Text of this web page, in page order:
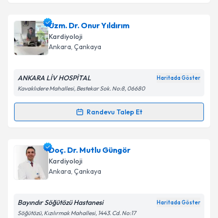
Takvim Talebini Gönder
Uzm. Dr. Kadir Polatiçin randevu takvimi talebi
oluşturun. Size bu uzmandan randevu almanız için bir
takvim hazırlandığında e-posta ile bilgilendireceğiz.
Kişisel verilerimin işlenmesine ilişkin
Metni'ni okudum ve kişisel verilerimin belirtilen
Takvim Talebini Gönder
Uzm. Dr. Onur Yıldırım
Kardiyoloji
Ankara, Çankaya
ANKARA LİV HOSPİTAL Haritada Göster
Kavaklıdere Mahallesi, Bestekar Sok. No:8, 06680
Randevu Talep Et
Randevu Takvimi Talebi
Uzm. Dr. Onur Yıldırımiçin randevu takvimi talebi
oluşturun. Size bu uzmandan randevu almanız için bir
takvim hazırlandığında e-posta ile bilgilendireceğiz.
Doç. Dr. Mutlu Güngör
Kardiyoloji
Ankara, Çankaya
Bayındır Söğütözü Hastanesi Haritada Göster
Söğütözü, Kızılırmak Mahallesi, 1443. Cd. No:17